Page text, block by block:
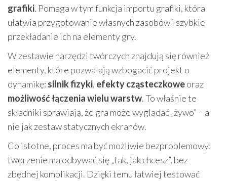
grafiki. Pomaga w tym funkcja importu grafiki, która
ułatwia przygotowanie własnych zasobów i szybkie
przekładanie ich na elementy gry.
W zestawie narzędzi twórczych znajdują się również
elementy, które pozwalają wzbogacić projekt o
dynamikę: silnik fizyki, efekty cząsteczkoweoraz
możliwość łączenia wielu warstw. To właśnie te
składniki sprawiają, że gra może wyglądać „żywo” – a
nie jak zestaw statycznych ekranów.
Co istotne, proces ma być możliwie bezproblemowy:
tworzenie ma odbywać się „tak, jak chcesz”, bez
zbędnej komplikacji. Dzięki temu łatwiej testować